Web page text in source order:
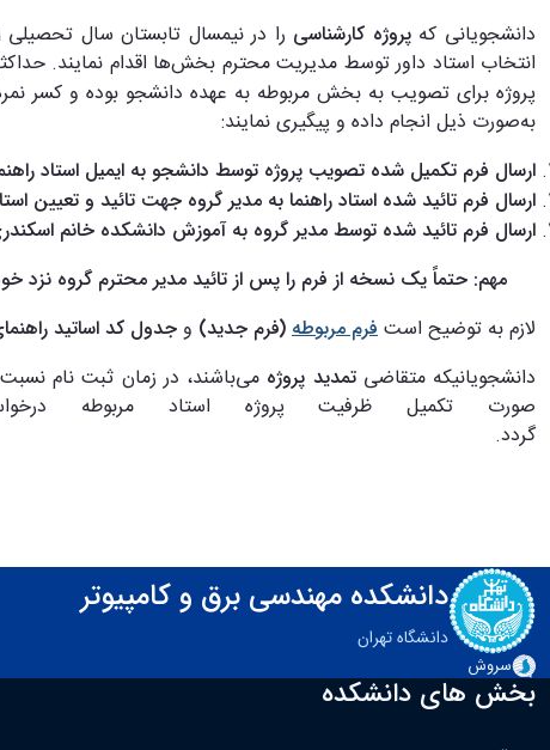
دانشجویانی کهپروژه کارشناسی
انتخاب استاد داور توسط مدیریت محترم بخش
پروژه برای تصویب به بخش مربوطه به عهده دانشجو بوده و کسر نمره دفاع از پروژه برای
بهصورت ذیل انجام داده و پیگیری نمایند:
ارسال فرم تکمیل شده تصویب پروژه توسط دانشجو به ایمیل استاد
ارسال فرم تائید شده استاد راهنما به مدیر گروه جهت تائید و تعیین
ارسال فرم تائید شده توسط مدیر گروه به آموزش دانشکده خانم
مهم: حتماً یک نسخه از فرم را پس از تائید مدیر محترم گروه نزد
لازم به توضیح است فرم مربوطه (فرم جدید) و جدول کد اساتید
دانشجویانیکه متقاضیتمدید پروژه می‌باشند، در زمان ثبت نام
صورت تکمیل ظرفیت پروژه استاد مربوطه
دانشکده مهندسی برق و کامپیوتر
دانشگاه تهران
سروش
بخش های دانشکده